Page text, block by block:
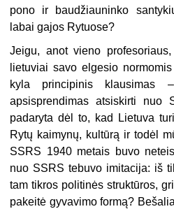
pono ir baudžiauninko
labai gajos Rytuose?
Jeigu, anot vieno
lietuviai savo elgesio
kyla principinis klausimas
apsisprendimas atsiskirti nuo
padaryta dėl to, kad Lietuva
Rytų kaimynų, kultūrą ir todėl
SSRS 1940 metais buvo
nuo SSRS tebuvo imitacija: iš
tam tikros politinės struktūros,
pakeitė gyvavimo formą?